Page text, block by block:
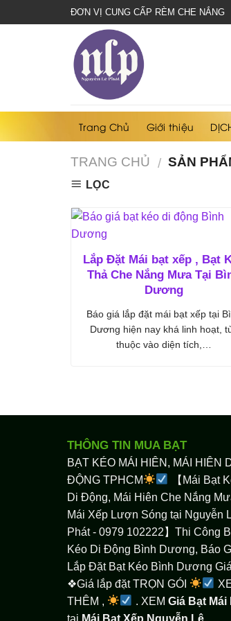
che
ĐƠN VỊ CUNG CẤP RÈM CHE NẮNG
Trang Chủ Giới thiệu
TRANG CHỦ / SẢN
LỌC
Lắp Đặt Mái bạt xếp , Bạt
Thả Che Nắng Mưa Tại
Dương
Báo giá lắp đặt mái bạt xếp tại
Dương hiện nay khá linh hoạt,
thuộc vào diện tích,…
THÔNG TIN MUA BẠT
BẠT KÉO MÁI HIÊN, MÁI HIÊN
ĐỘNG TPHCM
【Mái Bạt
Di Động, Mái Hiên Che Nắng
Mái Xếp Lượn Sóng tại Nguyễn
Phát - 0979 102222】Thi Công
Kéo Di Động Bình Dương, Báo
Lắp Đặt Bạt Kéo Bình Dương
❖Giá lắp đặt TRỌN GÓI
THÊM ,
. XEM Giá Bạt Mái
tại Mái Bạt Xếp Nguyễn Lê